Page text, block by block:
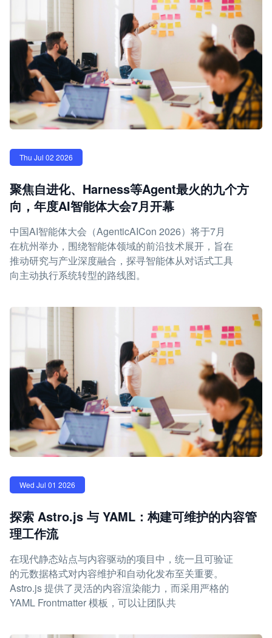
Thu Jul 02 2026
聚焦自进化、Harness等Agent最火的九个方
向，年度AI智能体大会7月开幕
中国AI智能体大会（AgenticAICon 2026）将于7月
在杭州举办，围绕智能体领域的前沿技术展开，旨在
推动研究与产业深度融合，探寻智能体从对话式工具
向主动执行系统转型的路线图。
Wed Jul 01 2026
探索 Astro.js 与 YAML：构建可维护的内容管
理工作流
在现代静态站点与内容驱动的项目中，统一且可验证
的元数据格式对内容维护和自动化发布至关重要。
Astro.js 提供了灵活的内容渲染能力，而采用严格的
YAML Frontmatter 模板，可以让团队共